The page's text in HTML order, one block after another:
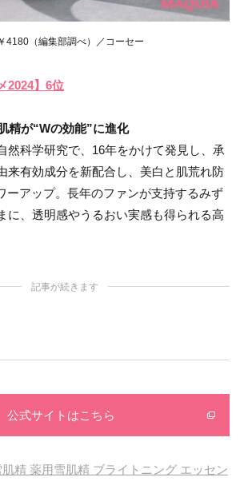
4180（編集部調べ）／コーセー
2024】6位
精が“Wの効能”に進化
然科学研究で、16年をかけて発見し、承
来有効成分を新配合し、美白と肌荒れ防
ーアップ。長年のファンが支持するみず
に、透明感やうるおい実感も得られる高
記事が続きます
公式サイトはこちら
精 薬用雪肌精 ブライトニング エッセン